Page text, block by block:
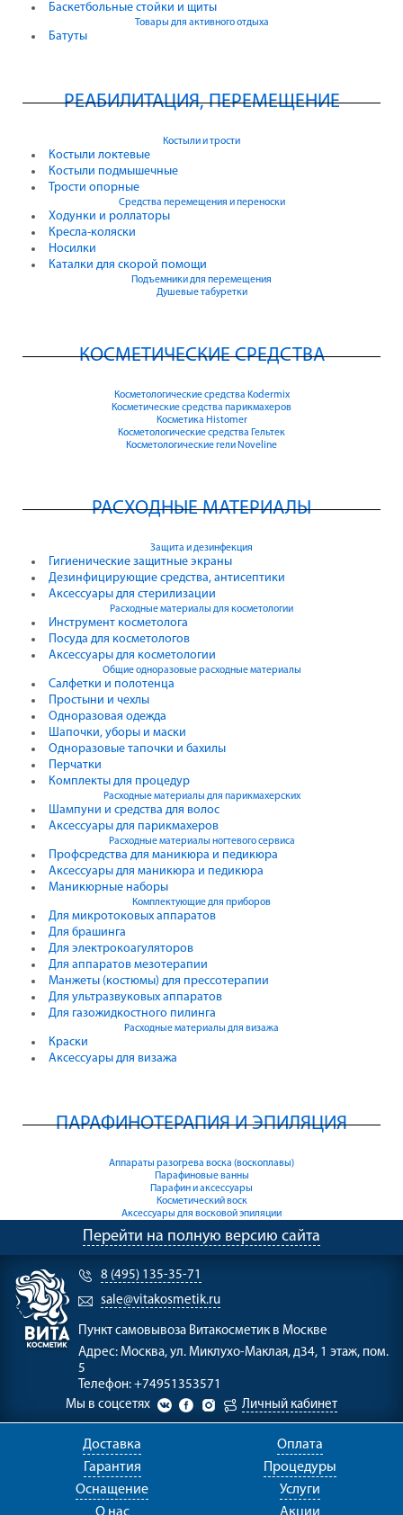
Баскетбольные стойки и щиты
Товары для активного отдыха
Батуты
РЕАБИЛИТАЦИЯ, ПЕРЕМЕЩЕНИЕ
Костыли и трости
Костыли локтевые
Костыли подмышечные
Трости опорные
Средства перемещения и переноски
Ходунки и роллаторы
Кресла-коляски
Носилки
Каталки для скорой помощи
Подъемники для перемещения
Душевые табуретки
КОСМЕТИЧЕСКИЕ СРЕДСТВА
Косметологические средства Kodermix
Косметические средства парикмахеров
Косметика Histomer
Косметологические средства Гельтек
Косметологические гели Noveline
РАСХОДНЫЕ МАТЕРИАЛЫ
Защита и дезинфекция
Гигиенические защитные экраны
Дезинфицирующие средства, антисептики
Аксессуары для стерилизации
Расходные материалы для косметологии
Инструмент косметолога
Посуда для косметологов
Аксессуары для косметологии
Общие одноразовые расходные материалы
Салфетки и полотенца
Простыни и чехлы
Одноразовая одежда
Шапочки, уборы и маски
Одноразовые тапочки и бахилы
Перчатки
Комплекты для процедур
Расходные материалы для парикмахерских
Шампуни и средства для волос
Аксессуары для парикмахеров
Расходные материалы ногтевого сервиса
Профсредства для маникюра и педикюра
Аксессуары для маникюра и педикюра
Маникюрные наборы
Комплектующие для приборов
Для микротоковых аппаратов
Для брашинга
Для электрокоагуляторов
Для аппаратов мезотерапии
Манжеты (костюмы) для прессотерапии
Для ультразвуковых аппаратов
Для газожидкостного пилинга
Расходные материалы для визажа
Краски
Аксессуары для визажа
ПАРАФИНОТЕРАПИЯ И ЭПИЛЯЦИЯ
Аппараты разогрева воска (воскоплавы)
Парафиновые ванны
Парафин и аксессуары
Косметический воск
Аксессуары для восковой эпиляции
Перейти на полную версию сайта
8 (495) 135-35-71
sale@vitakosmetik.ru
Пункт самовывоза Витакосметик в Москве
Адрес: Москва, ул. Миклухо-Маклая, д34, 1 этаж, пом.
5
Телефон: +74951353571
Мы в соцсетях
Личный кабинет
Доставка
Оплата
Гарантия
Процедуры
Оснащение
Услуги